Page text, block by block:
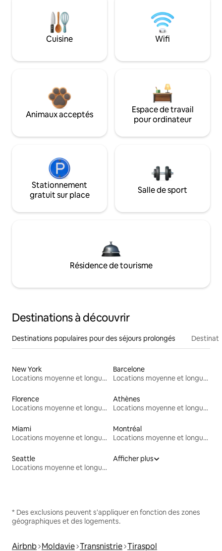
Cuisine Wifi
Animaux acceptés
Espace de travail
pour ordinateur
Stationnement
gratuit sur place
Salle de sport
Résidence de tourisme
Destinations à découvrir
Destinations populaires pour des séjours prolongés
New York
Locations moyenne et longue durée
Barcelone
Locations moyenne et longue durée
Florence
Locations moyenne et longue durée
Athènes
Locations moyenne et longue durée
Miami
Locations moyenne et longue durée
Montréal
Locations moyenne et longue durée
Seattle
Locations moyenne et longue durée
Afficher plus
* Des exclusions peuvent s'appliquer en fonction des zones
géographiques et des logements.
Airbnb Moldavie Transnistrie Tiraspol